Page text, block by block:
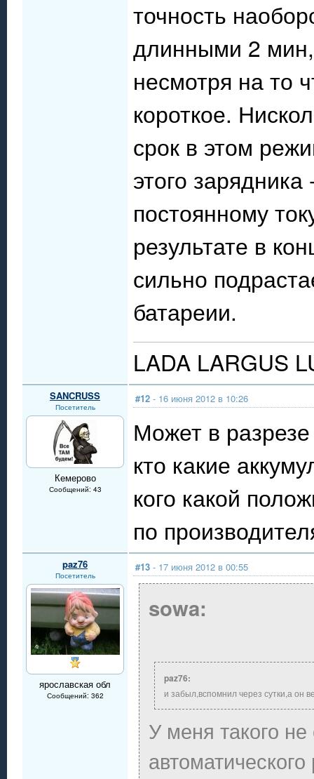
точность
длинными 2
несмотря на то
короткое.
срок в этом
этого
постоянному
результате в
сильно
батареии.
LADA LARGUS
SANCRUSS
Посетитель
Кемерово
Сообщений: 43
#12 - 16 июня 2012 в 10:26
Может в
кто какие
кого какой
по
paz76
Посетитель
ярославская обл
Сообщений: 362
#13 - 17 июня 2012 в 00:55
sowa:
paz76:
и забыл,вспомнил через сутки,а он
У меня такого